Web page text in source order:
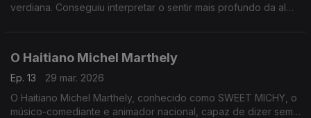
verdiana. Conseguiu interpretar o sentir mais profundo da alma
O Haitiano Michel Marthely
Ep. 13
29 mar. 2026
O Haitiano Michel Marthely, conhecido como SWEET MICHY, o
músico-comediante e animador nacional, capaz de dizer sem